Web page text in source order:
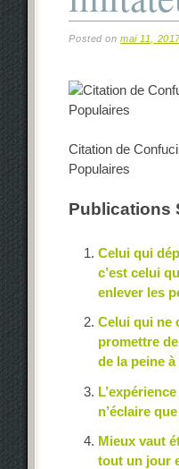
Posted onmai 11,
Citation de
Populaires
Publications
Celui qui
c’est celui
enlever les
Celui qui ne
promettre
de la peine
n’éclaire
Mieux vaut
tout un jour